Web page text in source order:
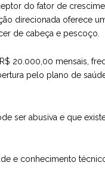
do fator de
direcionada oferece
de cabeça e pescoço.
20.000,00 mensais,
pelo plano de
ser abusiva e que
e conhecimento